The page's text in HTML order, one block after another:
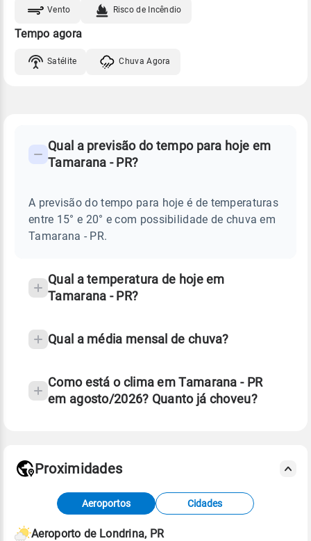
Vento Risco de Incêndio
Tempo agora
Satélite Chuva Agora
TEMPO
TAMARANA
Perguntas
sobre
chuva
Qual a previsão do tempo para hoje em
Tamarana - PR?
A previsão do tempo para hoje é de temperaturas
entre 15° e 20° e com possibilidade de chuva em
Tamarana - PR.
Qual a temperatura de hoje em
Tamarana - PR?
Qual a média mensal de chuva?
Como está o clima em Tamarana - PR
em agosto/2026? Quanto já choveu?
Fonte: dados combinados de estações
meteorológicas e satélite do Centro de Previsão
de Tempo e Estudos Climáticos (CPTEC).
Proximidades
Aeroportos Cidades
Aeroporto de Londrina, PR